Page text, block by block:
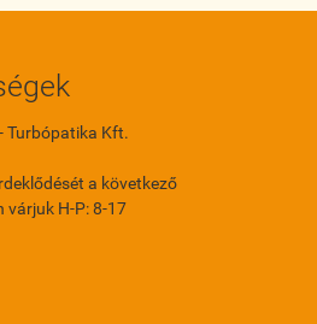
Turbópatika Kft.
a következő
várjuk H-P: 8-17